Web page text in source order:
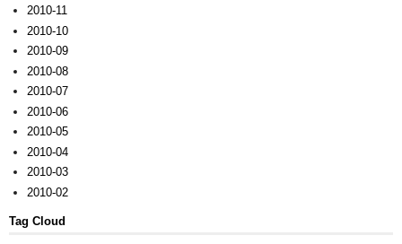
2010-11
2010-10
2010-09
2010-08
2010-07
2010-06
2010-05
2010-04
2010-03
2010-02
Tag Cloud